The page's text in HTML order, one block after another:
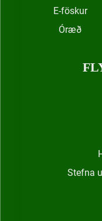
E-föskur
Óræð
Stefna